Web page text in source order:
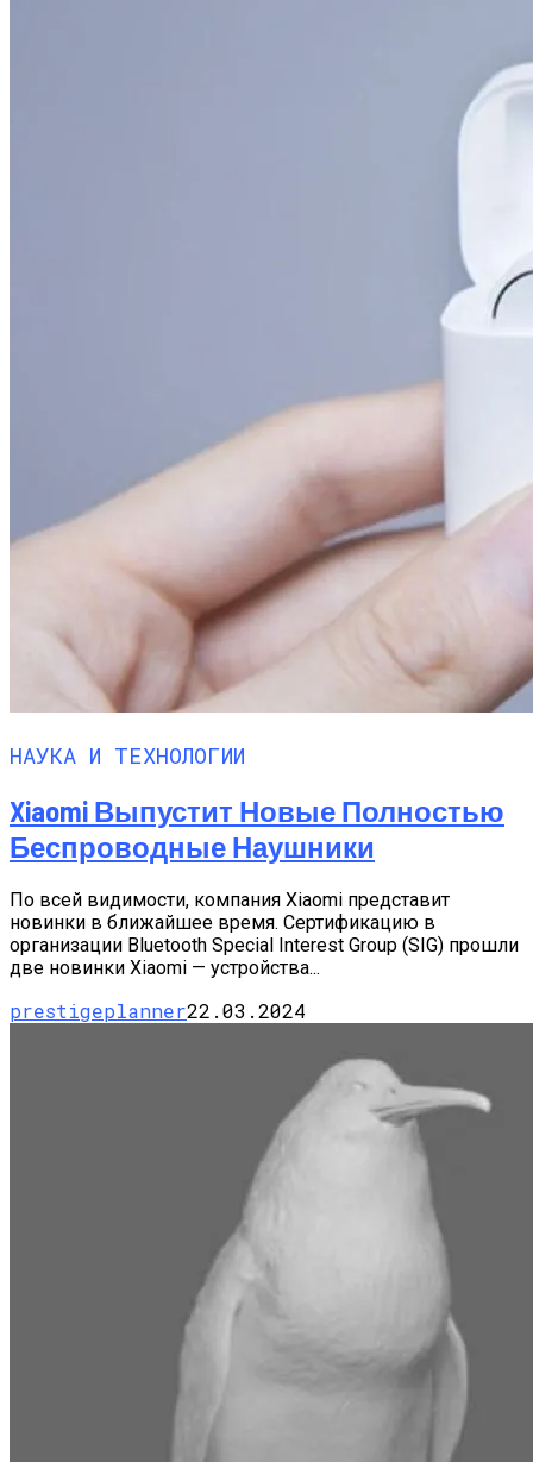
НАУКА И ТЕХНОЛОГИИ
Xiaomi Выпустит Новые Полностью
Беспроводные Наушники
По всей видимости, компания Xiaomi представит
новинки в ближайшее время. Сертификацию в
организации Bluetooth Special Interest Group (SIG) прошли
две новинки Xiaomi — устройства...
prestigeplanner22.03.2024